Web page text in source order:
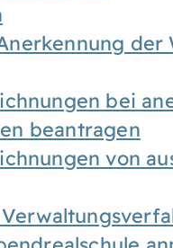
bei
beantragen
von